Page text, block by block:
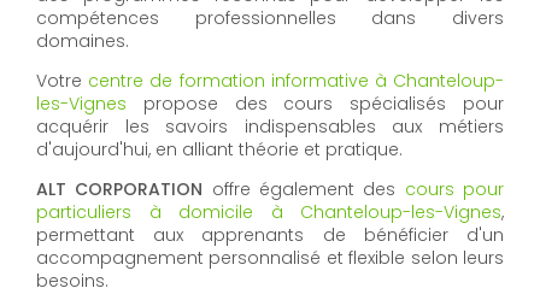
compétences professionnelles dans divers
domaines.
Votre centre de formation informative à Chanteloup-
les-Vignes propose des cours spécialisés pour
acquérir les savoirs indispensables aux métiers
d'aujourd'hui, en alliant théorie et pratique.
ALT CORPORATION offre également des cours pour
particuliers à domicile à Chanteloup-les-Vignes,
permettant aux apprenants de bénéficier d'un
accompagnement personnalisé et flexible selon leurs
besoins.